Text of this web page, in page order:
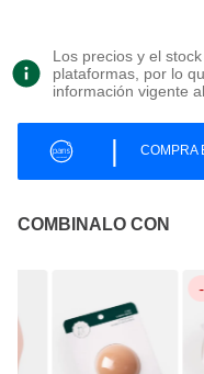
Los precios y el
plataformas, por lo
información vigente
| COMPRA
COMBINALO CON
-